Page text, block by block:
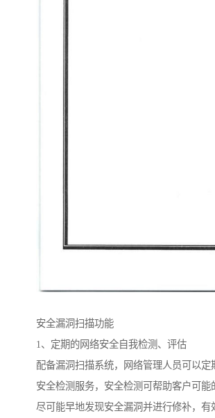
安全漏洞扫描功能
1、定期的网络安全自我检测、评估
配备漏洞扫描系统，网络管理人员可以定
安全检测服务，安全检测可帮助客户可能
尽可能早地发现安全漏洞并进行修补，有